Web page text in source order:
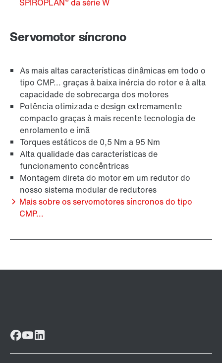
SPIROPLAN da série W
Servomotor síncrono
As mais altas características dinâmicas em todo o
tipo CMP... graças à baixa inércia do rotor e à alta
capacidade de sobrecarga dos motores
Potência otimizada e design extremamente
compacto graças à mais recente tecnologia de
enrolamento e ímã
Torques estáticos de 0,5 Nm a 95 Nm
Alta qualidade das características de
funcionamento concêntricas
Montagem direta do motor em um redutor do
nosso sistema modular de redutores
Mais sobre os servomotores síncronos do tipo
CMP...